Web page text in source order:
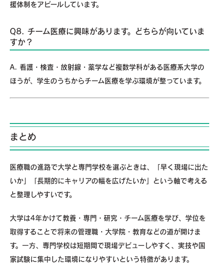
援体制をアピールしています。
Q8. チーム医療に興味があります。どちらが向いていま
すか？
A. 看護・検査・放射線・薬学など複数学科がある医療系大学の
ほうが、学生のうちからチーム医療を学ぶ環境が整っています。
まとめ
医療職の進路で大学と専門学校を選ぶときは、「早く現場に出た
いか」「長期的にキャリアの幅を広げたいか」という軸で考える
と整理しやすいです。
大学は4年かけて教養・専門・研究・チーム医療を学び、学位を
取得することで将来の管理職・大学院・教育などの道が開けま
す。一方、専門学校は短期間で現場デビューしやすく、実技や国
家試験に集中した環境になりやすいという特徴があります。